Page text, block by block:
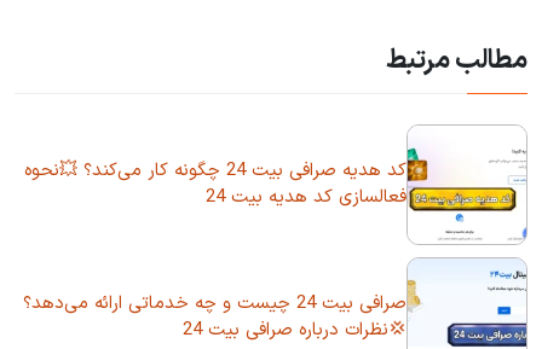
مطالب مرتبط
کد هدیه صرافی بیت 24 چگونه کار می‌کند؟ 💥نحوه
فعالسازی کد هدیه بیت 24
صرافی بیت 24 چیست و چه خدماتی ارائه می‌دهد؟
💢نظرات درباره صرافی بیت 24